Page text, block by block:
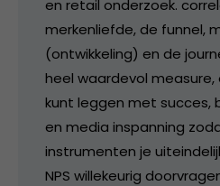
en retail onderzoek.
merkenliefde, de funnel,
(ontwikkeling) en de
heel waardevol
kunt leggen met succes,
en media inspanning
instrumenten je
NPS willekeurig